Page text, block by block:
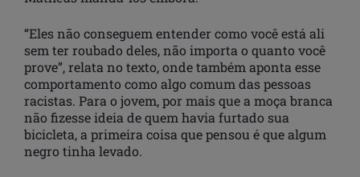
“Eles não conseguem entender como você está ali
sem ter roubado deles, não importa o quanto você
prove”, relata no texto, onde também aponta esse
comportamento como algo comum das pessoas
racistas. Para o jovem, por mais que a moça branca
não fizesse ideia de quem havia furtado sua
bicicleta, a primeira coisa que pensou é que algum
negro tinha levado.